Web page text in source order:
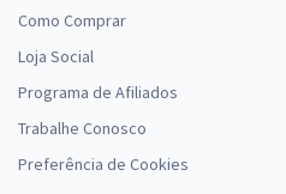
Como Comprar
Loja Social
Programa de Afiliados
Trabalhe Conosco
Preferência de Cookies